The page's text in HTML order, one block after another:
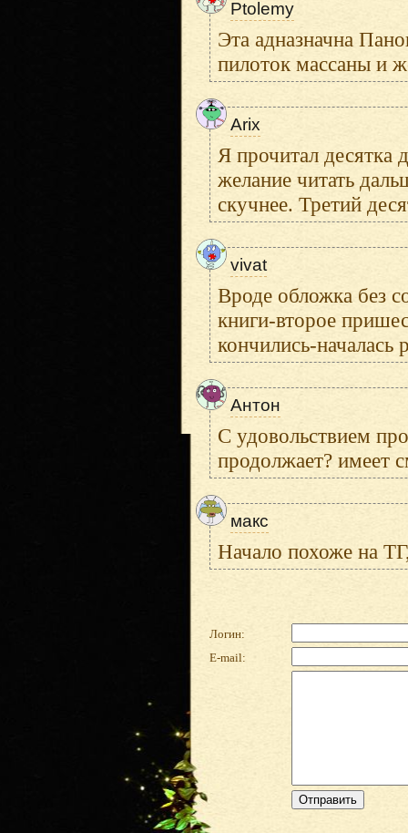
Ptolemy
Эта адназначна
пилоток массаны и
Arix
Я прочитал десятка
желание читать
скучнее. Третий
vivat
Вроде обложка без
книги-второе
кончились-началась
Антон
С удовольствием
продолжает? имеет
макс
Начало похоже на
Логин:
E-mail: